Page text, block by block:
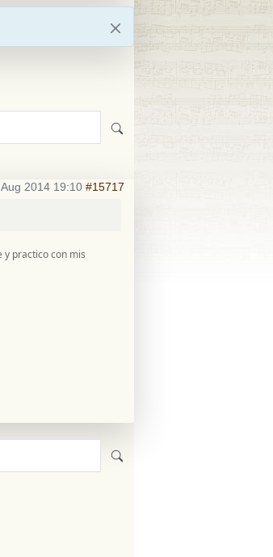
2014 19:10 #15717
y practico con mis